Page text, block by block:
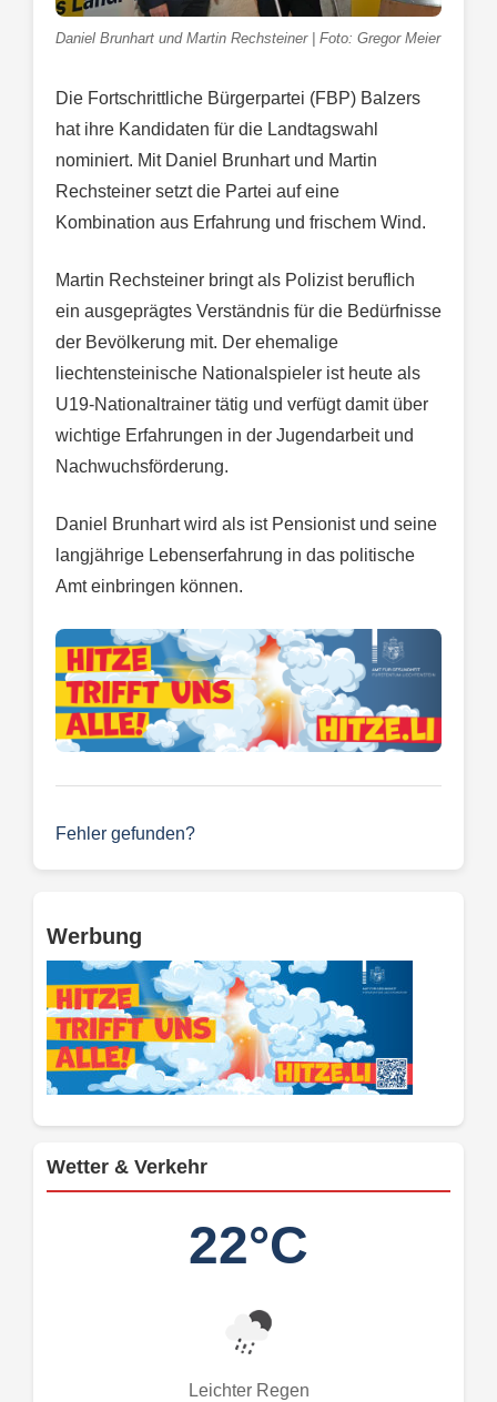
Daniel Brunhart und Martin Rechsteiner | Foto: Gregor Meier
Die Fortschrittliche Bürgerpartei (FBP) Balzers
hat ihre Kandidaten für die Landtagswahl
nominiert. Mit Daniel Brunhart und Martin
Rechsteiner setzt die Partei auf eine
Kombination aus Erfahrung und frischem Wind.
Martin Rechsteiner bringt als Polizist beruflich
ein ausgeprägtes Verständnis für die Bedürfnisse
der Bevölkerung mit. Der ehemalige
liechtensteinische Nationalspieler ist heute als
U19-Nationaltrainer tätig und verfügt damit über
wichtige Erfahrungen in der Jugendarbeit und
Nachwuchsförderung.
Daniel Brunhart wird als ist Pensionist und seine
langjährige Lebenserfahrung in das politische
Amt einbringen können.
Fehler gefunden?
Werbung
Wetter & Verkehr
22°C
Leichter Regen